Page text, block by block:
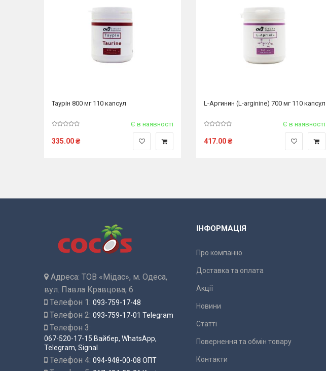
Таурін 800 мг 110 капсул
Є в наявності
335.00₴
L-Аргинин (L-arginine) 700 мг 110 капсул
Є в наявності
417.00₴
Адреса: ТОВ «Мідас», м. Одеса,
вул. Павла Кравцова, 6
Телефон 1: 093-759-17-48
Телефон 2: 093-759-17-01 Telegram
Телефон 3:
067-520-17-15 Вайбер, WhatsApp,
Telegram, Signal
Телефон 4: 094-948-00-08 ОПТ
ІНФОРМАЦІЯ
Про компанію
Доставка та оплата
Акції
Новини
Статті
Повернення та обмін товару
Контакти